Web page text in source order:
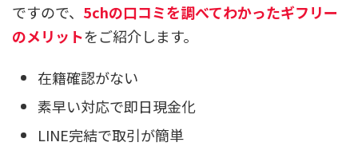
ですので、 5chの口コミを調べてわかったギフリー
のメリットをご紹介します。
在籍確認がない
素早い対応で即日現金化
LINE完結で取引が簡単